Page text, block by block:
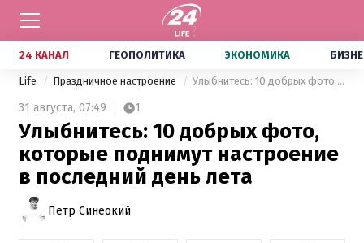
24 КАНАЛ ГЕОПОЛИТИКА ЭКОНОМИКА
Life Праздничное настроение Улыбнитесь: 10 добрых фото, которые поднимут настроение в последний день лета
31 августа, 07:49 1
Улыбнитесь: 10 добрых фото,
которые поднимут настроение
в последний день лета
Петр Синеокий